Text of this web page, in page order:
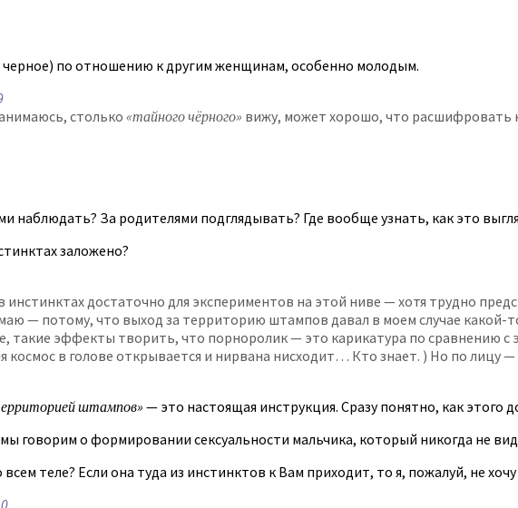
черное) по отношению к другим женщинам, особенно молодым.
столько «тайного чёрного» вижу, может хорошо, что расшифровать
наблюдать? За родителями подглядывать? Где вообще узнать, как это
заложено?
инстинктах достаточно для экспериментов на этой ниве — хотя трудно
— потому, что выход за территорию штампов давал в моем случае
такие эффекты творить, что порноролик — это карикатура по сравнению
космос в голове открывается и нирвана нисходит… Кто знает. ) Но по лицу
штампов» — это настоящая инструкция. Сразу понятно, как этого
говорим о формировании сексуальности мальчика, который никогда не
теле? Если она туда из инстинктов к Вам приходит, то я, пожалуй, не